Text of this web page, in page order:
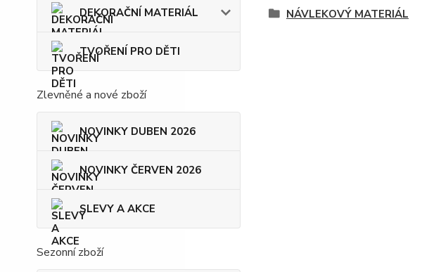
DEKORAČNÍ MATERIÁL
TVOŘENÍ PRO DĚTI
Zlevněné a nové zboží
NOVINKY DUBEN 2026
NOVINKY ČERVEN 2026
SLEVY A AKCE
Sezonní zboží
NÁVLEKOVÝ MATERIÁL